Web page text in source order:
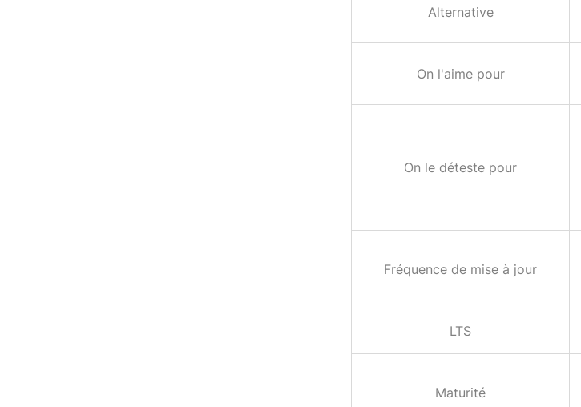
Alternative
On l'aime pour
On le déteste pour
Fréquence de mise à jour
LTS
Maturité